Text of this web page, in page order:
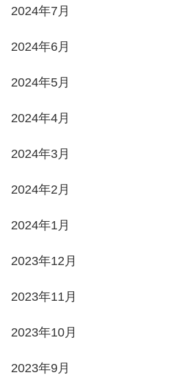
2024年7月
2024年6月
2024年5月
2024年4月
2024年3月
2024年2月
2024年1月
2023年12月
2023年11月
2023年10月
2023年9月